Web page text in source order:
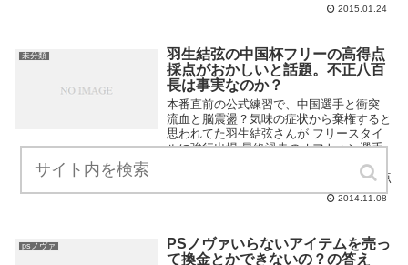
2015.01.24
未分類
羽生結弦の中国杯フリーの高得点
採点がおかしいと話題。不正八百
長は事実なのか？
本番直前の公式練習で、中国選手と衝突
流血と脳震盪？気味の症状から棄権すると
思われてた羽生結弦さんが フリースタイ
ルに強行出場 最終滑走のオフトゥン選手
の出番直前の段階でなんと暫定一位！！
しかし、ジャンプで転倒連発したのに得点
高すぎない？...
2014.11.08
psノヴァ
PSノヴァいらないアイテムを売っ
て換金とかできないの？の答え